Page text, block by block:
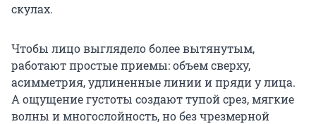
скулах.
Чтобы лицо выглядело более вытянутым,
работают простые приемы: объем сверху,
асимметрия, удлиненные линии и пряди у лица.
А ощущение густоты создают тупой срез, мягкие
волны и многослойность, но без чрезмерной